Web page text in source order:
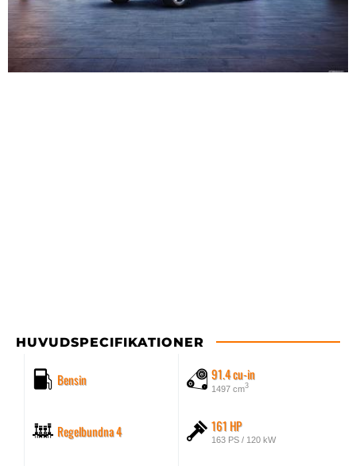
HUVUDSPECIFIKATIONER
Bensin 91.4 cu-in
1497 cm3
Regelbundna 4 161 HP
163 PS / 120 kW